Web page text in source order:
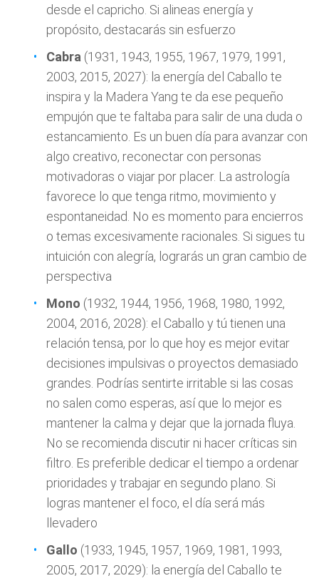
desde el capricho. Si alineas energía y
propósito, destacarás sin esfuerzo
Cabra (1931, 1943, 1955, 1967, 1979, 1991,
2003, 2015, 2027): la energía del Caballo te
inspira y la Madera Yang te da ese pequeño
empujón que te faltaba para salir de una duda o
estancamiento. Es un buen día para avanzar con
algo creativo, reconectar con personas
motivadoras o viajar por placer. La astrología
favorece lo que tenga ritmo, movimiento y
espontaneidad. No es momento para encierros
o temas excesivamente racionales. Si sigues tu
intuición con alegría, lograrás un gran cambio de
perspectiva
Mono (1932, 1944, 1956, 1968, 1980, 1992,
2004, 2016, 2028): el Caballo y tú tienen una
relación tensa, por lo que hoy es mejor evitar
decisiones impulsivas o proyectos demasiado
grandes. Podrías sentirte irritable si las cosas
no salen como esperas, así que lo mejor es
mantener la calma y dejar que la jornada fluya.
No se recomienda discutir ni hacer críticas sin
filtro. Es preferible dedicar el tiempo a ordenar
prioridades y trabajar en segundo plano. Si
logras mantener el foco, el día será más
llevadero
Gallo (1933, 1945, 1957, 1969, 1981, 1993,
2005, 2017, 2029): la energía del Caballo te